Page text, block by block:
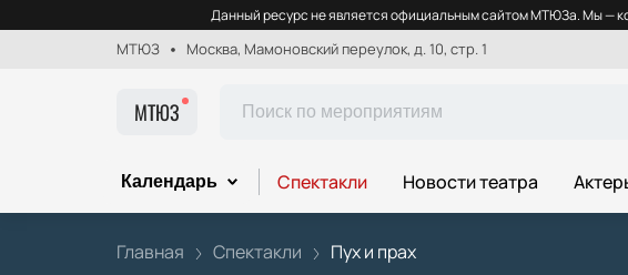
Данный ресурс не является официальным сайтом МТЮЗа. Мы —
МТЮЗ Москва, Мамоновский переулок, д. 10, стр. 1
МТЮЗ
Календарь Спектакли Новости театра
Главная Спектакли Пух и прах